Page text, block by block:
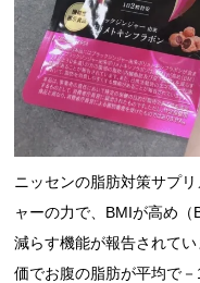
ニッセンの脂肪対策サプ
ャーの力で、BMIが高め
減らす機能が報告されて
価でお腹の脂肪が平均で